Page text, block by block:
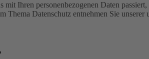
Ihren personenbezogenen Daten
Datenschutz entnehmen Sie unserer